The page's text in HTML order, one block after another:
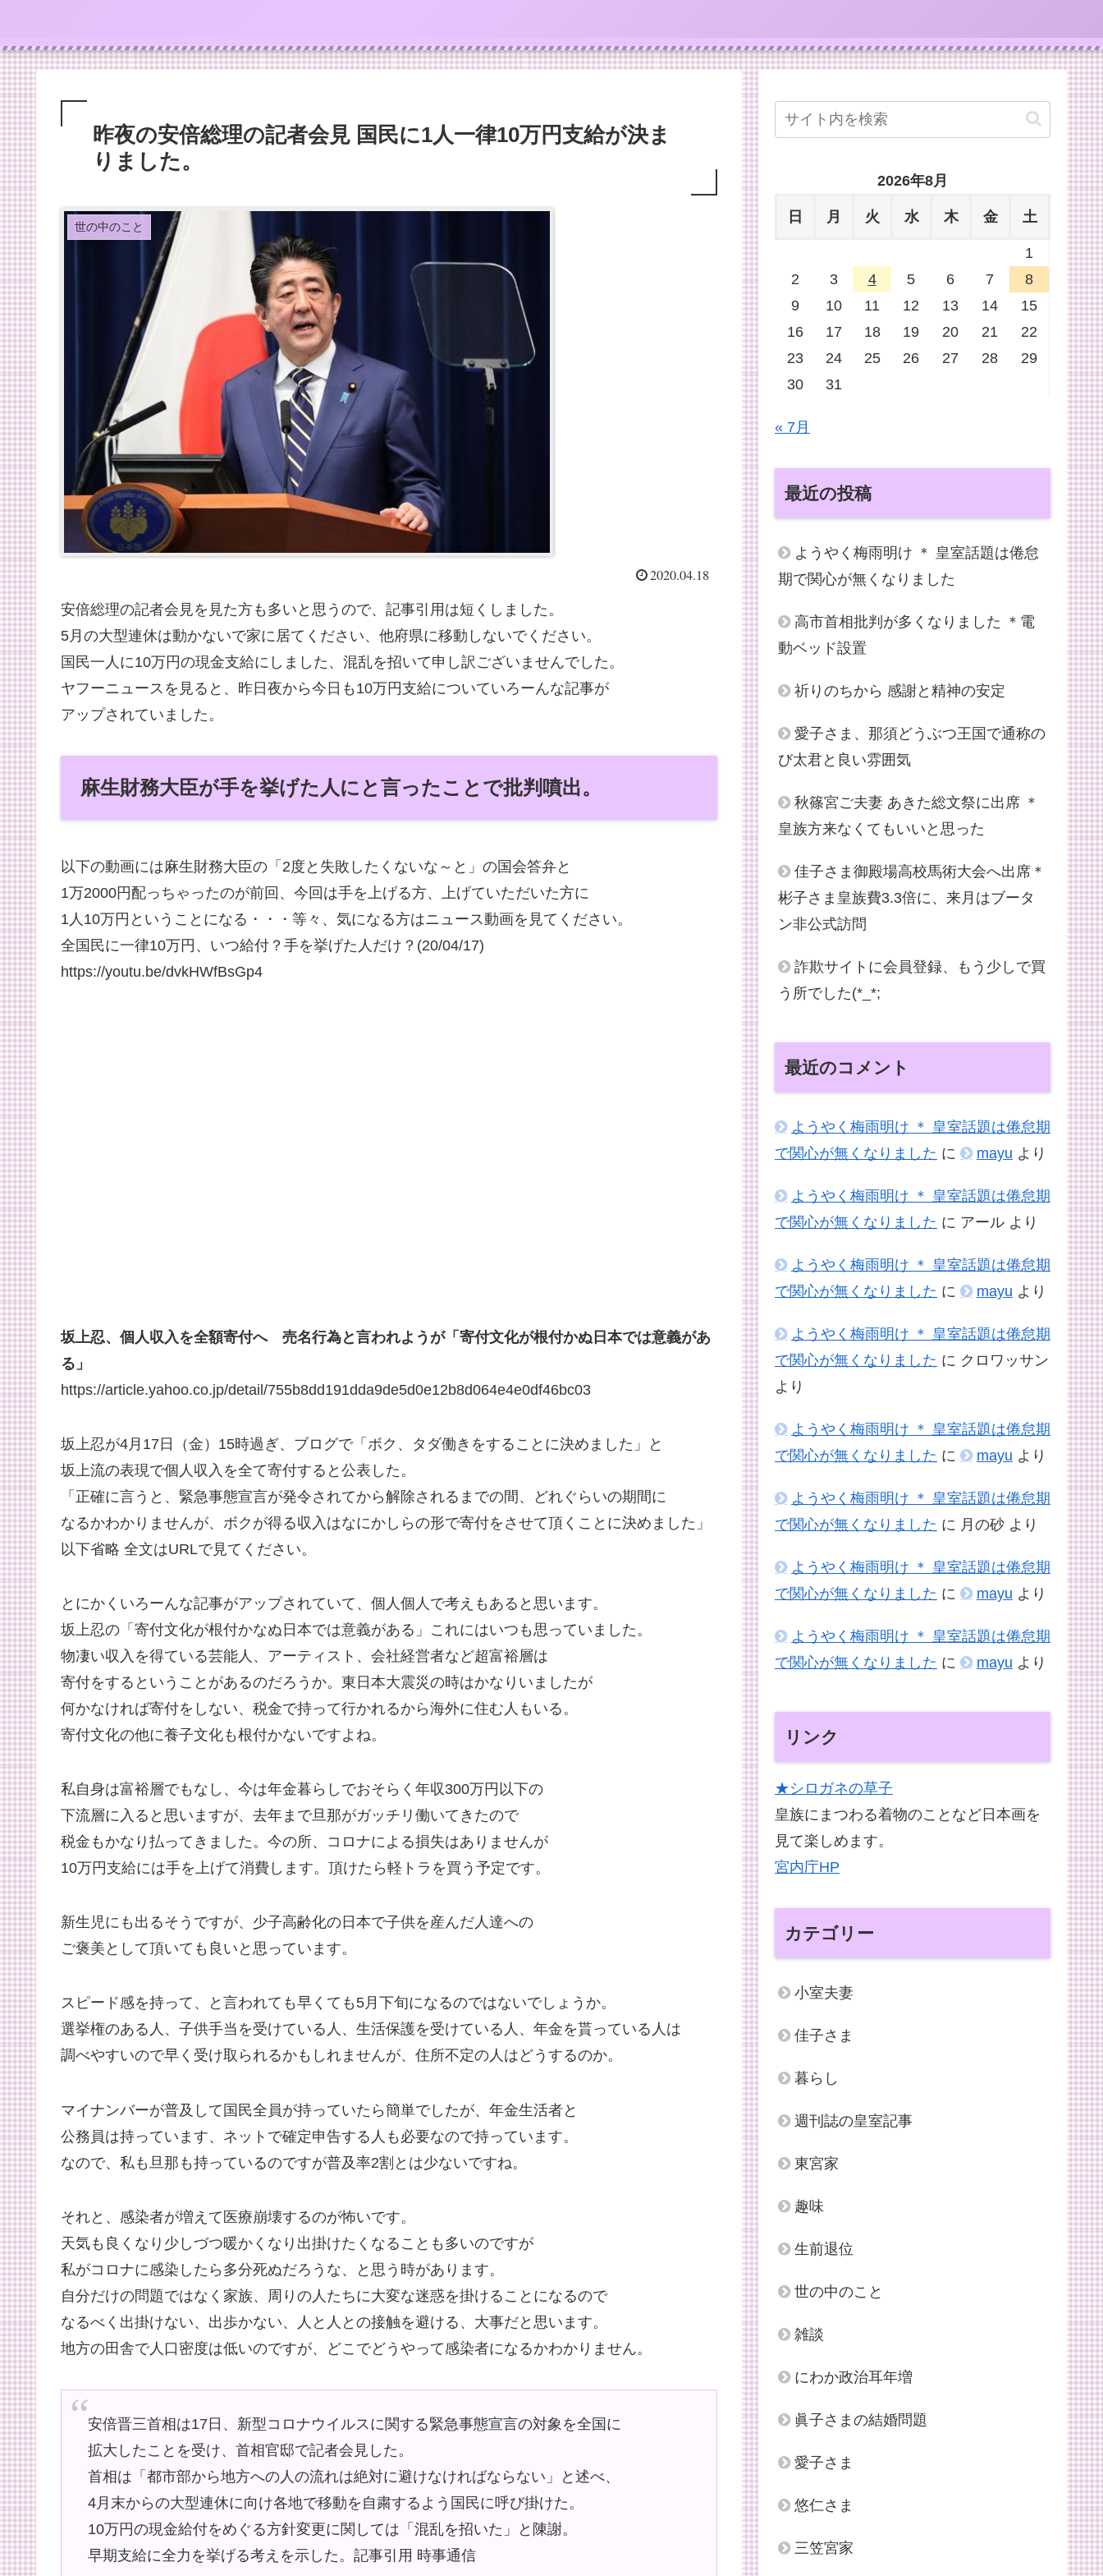
昨夜の安倍総理の記者会見 国民に1人一律10万円支給が決ま
りました。
世の中のこと
2020.04.18
安倍総理の記者会見を見た方も多いと思うので、記事引用は短くしました。
5月の大型連休は動かないで家に居てください、他府県に移動しないでください。
国民一人に10万円の現金支給にしました、混乱を招いて申し訳ございませんでした。
ヤフーニュースを見ると、昨日夜から今日も10万円支給についていろーんな記事が
アップされていました。
麻生財務大臣が手を挙げた人にと言ったことで批判噴出。
以下の動画には麻生財務大臣の「2度と失敗したくないな～と」の国会答弁と
1万2000円配っちゃったのが前回、今回は手を上げる方、上げていただいた方に
1人10万円ということになる・・・等々、気になる方はニュース動画を見てください。
全国民に一律10万円、いつ給付？手を挙げた人だけ？(20/04/17)
https://youtu.be/dvkHWfBsGp4
坂上忍、個人収入を全額寄付へ 売名行為と言われようが「寄付文化が根付かぬ日本では意義があ
る」
https://article.yahoo.co.jp/detail/755b8dd191dda9de5d0e12b8d064e4e0df46bc03
坂上忍が4月17日（金）15時過ぎ、ブログで「ボク、タダ働きをすることに決めました」と
坂上流の表現で個人収入を全て寄付すると公表した。
「正確に言うと、緊急事態宣言が発令されてから解除されるまでの間、どれぐらいの期間に
なるかわかりませんが、ボクが得る収入はなにかしらの形で寄付をさせて頂くことに決めました」
以下省略 全文はURLで見てください。
とにかくいろーんな記事がアップされていて、個人個人で考えもあると思います。
坂上忍の「寄付文化が根付かなぬ日本では意義がある」これにはいつも思っていました。
物凄い収入を得ている芸能人、アーティスト、会社経営者など超富裕層は
寄付をするということがあるのだろうか。東日本大震災の時はかなりいましたが
何かなければ寄付をしない、税金で持って行かれるから海外に住む人もいる。
寄付文化の他に養子文化も根付かないですよね。
私自身は富裕層でもなし、今は年金暮らしでおそらく年収300万円以下の
下流層に入ると思いますが、去年まで旦那がガッチリ働いてきたので
税金もかなり払ってきました。今の所、コロナによる損失はありませんが
10万円支給には手を上げて消費します。頂けたら軽トラを買う予定です。
新生児にも出るそうですが、少子高齢化の日本で子供を産んだ人達への
ご褒美として頂いても良いと思っています。
スピード感を持って、と言われても早くても5月下旬になるのではないでしょうか。
選挙権のある人、子供手当を受けている人、生活保護を受けている人、年金を貰っている人は
調べやすいので早く受け取られるかもしれませんが、住所不定の人はどうするのか。
マイナンバーが普及して国民全員が持っていたら簡単でしたが、年金生活者と
公務員は持っています、ネットで確定申告する人も必要なので持っています。
なので、私も旦那も持っているのですが普及率2割とは少ないですね。
それと、感染者が増えて医療崩壊するのが怖いです。
天気も良くなり少しづつ暖かくなり出掛けたくなることも多いのですが
私がコロナに感染したら多分死ぬだろうな、と思う時があります。
自分だけの問題ではなく家族、周りの人たちに大変な迷惑を掛けることになるので
なるべく出掛けない、出歩かない、人と人との接触を避ける、大事だと思います。
地方の田舎で人口密度は低いのですが、どこでどうやって感染者になるかわかりません。
安倍晋三首相は17日、新型コロナウイルスに関する緊急事態宣言の対象を全国に
拡大したことを受け、首相官邸で記者会見した。
首相は「都市部から地方への人の流れは絶対に避けなければならない」と述べ、
4月末からの大型連休に向け各地で移動を自粛するよう国民に呼び掛けた。
10万円の現金給付をめぐる方針変更に関しては「混乱を招いた」と陳謝。
早期支給に全力を挙げる考えを示した。記事引用 時事通信
2026年8月
日 月 火 水 木 金 土
1
2
3 4 5 6 7
8
9
10 11 12 13 14
15
16
17 18 19 20 21
22
23
24 25 26 27 28
29
30
31
« 7月
最近の投稿
ようやく梅雨明け ＊ 皇室話題は倦怠
期で関心が無くなりました
高市首相批判が多くなりました ＊電
動ベッド設置
祈りのちから 感謝と精神の安定
愛子さま、那須どうぶつ王国で通称の
び太君と良い雰囲気
秋篠宮ご夫妻 あきた総文祭に出席 ＊
皇族方来なくてもいいと思った
佳子さま御殿場高校馬術大会へ出席＊
彬子さま皇族費3.3倍に、来月はブータ
ン非公式訪問
詐欺サイトに会員登録、もう少しで買
う所でした(*_*;
最近のコメント
ようやく梅雨明け ＊ 皇室話題は倦怠期
で関心が無くなりました に mayu より
ようやく梅雨明け ＊ 皇室話題は倦怠期
で関心が無くなりました に アール より
ようやく梅雨明け ＊ 皇室話題は倦怠期
で関心が無くなりました に mayu より
ようやく梅雨明け ＊ 皇室話題は倦怠期
で関心が無くなりました に クロワッサン
より
ようやく梅雨明け ＊ 皇室話題は倦怠期
で関心が無くなりました に mayu より
ようやく梅雨明け ＊ 皇室話題は倦怠期
で関心が無くなりました に 月の砂 より
ようやく梅雨明け ＊ 皇室話題は倦怠期
で関心が無くなりました に mayu より
ようやく梅雨明け ＊ 皇室話題は倦怠期
で関心が無くなりました に mayu より
リンク
★シロガネの草子
皇族にまつわる着物のことなど日本画を
見て楽しめます。
宮内庁HP
カテゴリー
小室夫妻
佳子さま
暮らし
週刊誌の皇室記事
東宮家
趣味
生前退位
世の中のこと
雑談
にわか政治耳年増
眞子さまの結婚問題
愛子さま
悠仁さま
三笠宮家